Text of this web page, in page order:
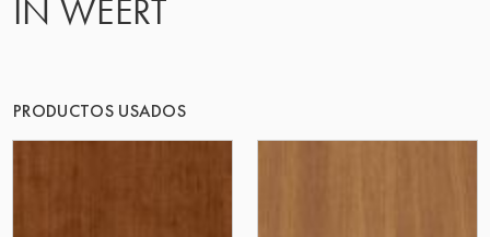
IN WEERT
PRODUCTOS USADOS